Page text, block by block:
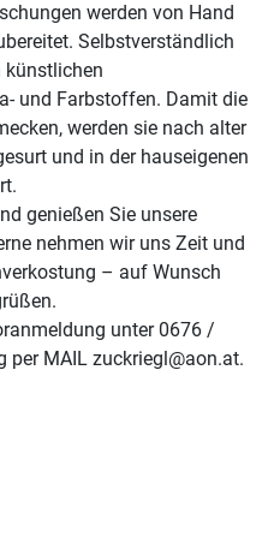
werden von Hand
Selbstverständlich
künstlichen
und Farbstoffen. Damit die
werden sie nach alter
und in der hauseigenen
genießen Sie unsere
nehmen wir uns Zeit und
– auf Wunsch
unter 0676 /
MAIL zuckriegl@aon.at.